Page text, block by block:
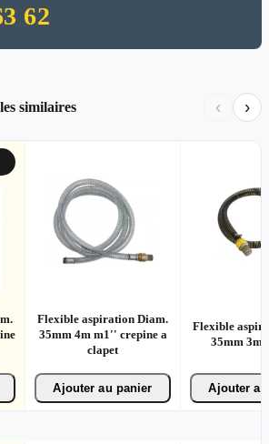
62
similaires ‹ ›
Flexible aspiration Diam.
35mm 4m m1'' crepine a
clapet
Flexible
35mm 3m
Ajouter au panier Ajouter